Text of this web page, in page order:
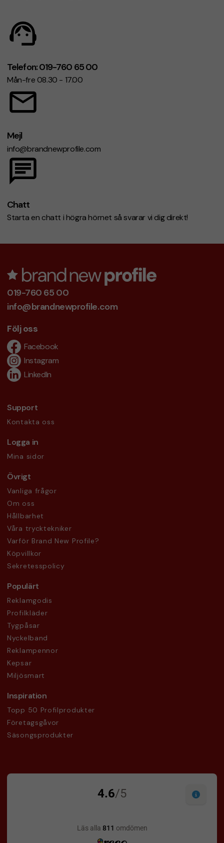
Telefon: 019-760 65 00
Mån-fre 08.30 - 17.00
Mejl
info@brandnewprofile.com
Chatt
Starta en chatt i högra hörnet så svarar vi dig direkt!
019-760 65 00
info@brandnewprofile.com
Följ oss
Facebook
Instagram
LinkedIn
Support
Kontakta oss
Logga in
Mina sidor
Övrigt
Vanliga frågor
Om oss
Hållbarhet
Våra trycktekniker
Varför Brand New Profile?
Köpvillkor
Sekretesspolicy
Populärt
Reklamgodis
Profilkläder
Tygpåsar
Nyckelband
Reklampennor
Kepsar
Miljösmart
Inspiration
Topp 50 Profilprodukter
Företagsgåvor
Säsongsprodukter